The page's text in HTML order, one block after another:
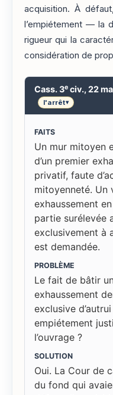
acquisition. À
l’empiétement — la
rigueur qui la
considération de
Cass. 3e civ., 22
l'arrêt▾
FAITS
Un mur mitoyen
d’un premier
privatif, faute
mitoyenneté. Un
exhaussement
partie surélevée
exclusivement à
est demandée.
PROBLÈME
Le fait de bâtir
exhaussement
exclusive
empiétement
l’ouvrage ?
SOLUTION
Oui. La Cour de
du fond qui